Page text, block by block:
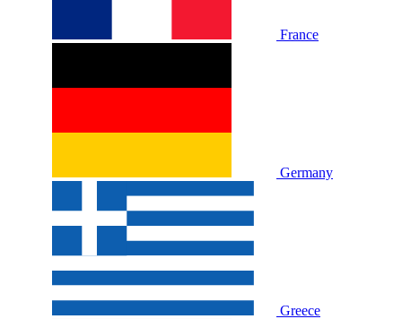
France
Germany
Greece